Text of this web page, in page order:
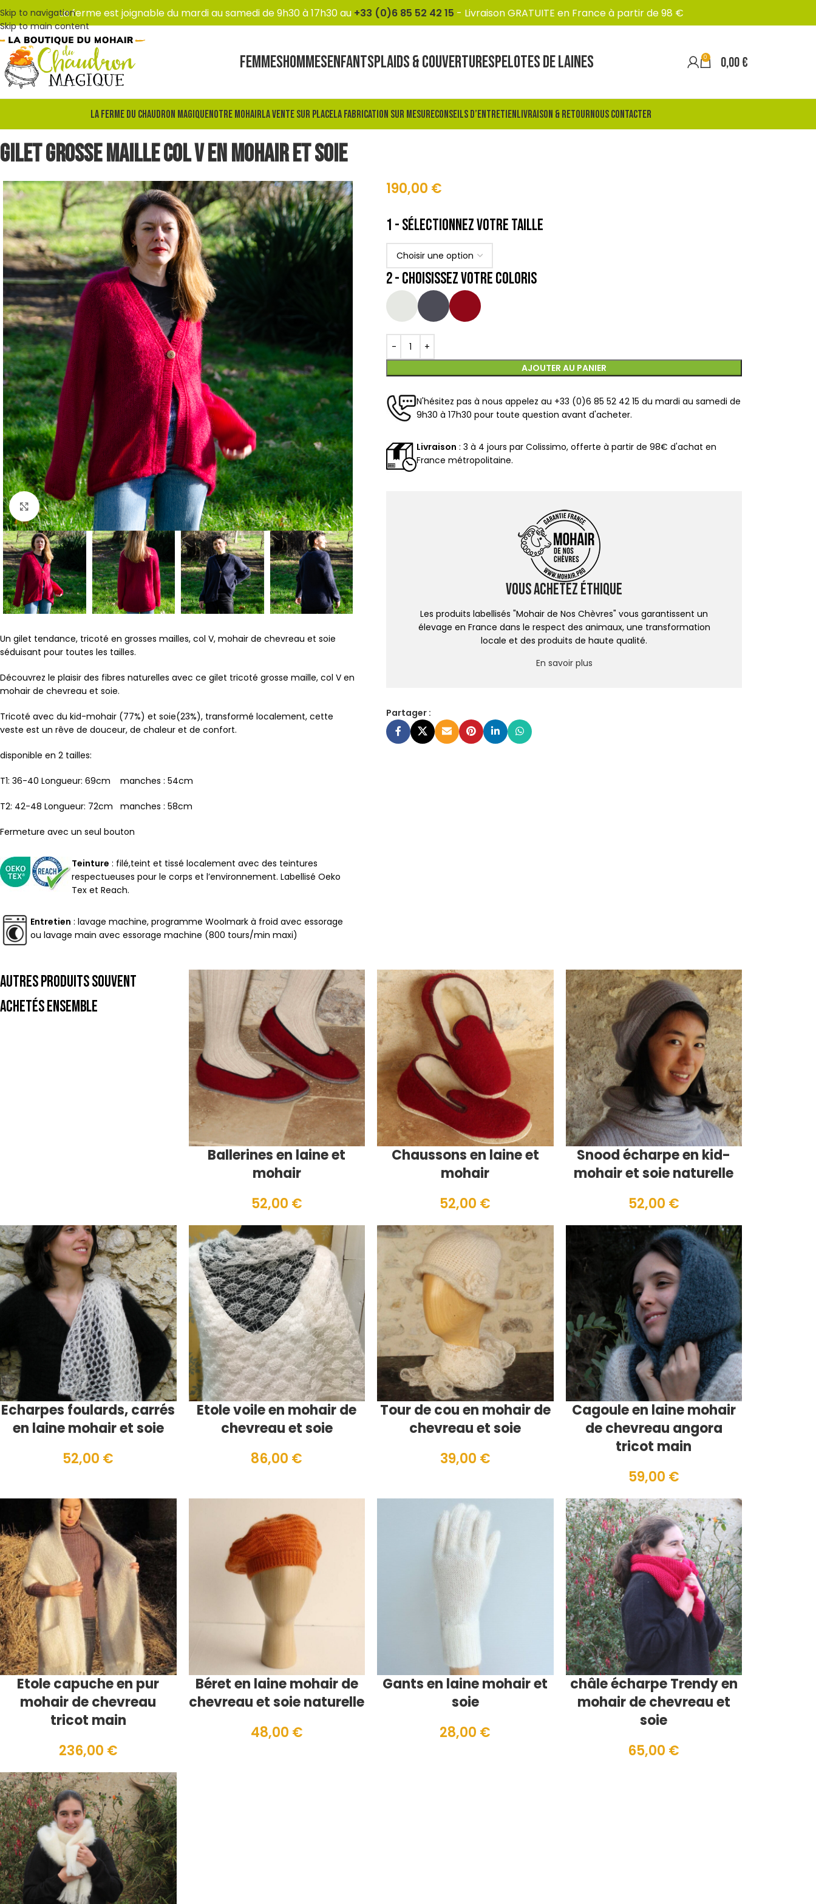
Skip to navigation
Skip to main content
La ferme est joignable du mardi au samedi de 9h30 à 17h30 au +33 (0)6 85 52 42 15 - Livraison GRATUITE en France à partir de 98 €
FEMMESHOMMESENFANTSPLAIDS & COUVERTURESPELOTES DE LAINES 0 0,00€
LA FERME DU CHAUDRON MAGIQUENOTRE MOHAIRLA VENTE SUR PLACELA FABRICATION SUR MESURECONSEILS D’ENTRETIENLIVRAISON & RETOURNOUS CONTACTER
Gilet grosse maille col V en mohair et soie
Click to enlarge
Un gilet tendance, tricoté en grosses mailles, col V, mohair de chevreau et soie
séduisant pour toutes les tailles.
Découvrez le plaisir des fibres naturelles avec ce gilet tricoté grosse maille, col V en
mohair de chevreau et soie.
Tricoté avec du kid-mohair (77%) et soie(23%), transformé localement, cette
veste est un rêve de douceur, de chaleur et de confort.
disponible en 2 tailles:
T1: 36-40 Longueur: 69cm manches : 54cm
T2: 42-48 Longueur: 72cm manches : 58cm
Fermeture avec un seul bouton
Teinture : filé,teint et tissé localement avec des teintures
respectueuses pour le corps et l’environnement. Labellisé Oeko
Tex et Reach.
Entretien : lavage machine, programme Woolmark à froid avec essorage
ou lavage main avec essorage machine (800 tours/min maxi)
190,00 €
AJOUTER AU PANIER
Alternative:
N'hésitez pas à nous appelez au +33 (0)6 85 52 42 15 du mardi au samedi de
9h30 à 17h30 pour toute question avant d'acheter.
Livraison : 3 à 4 jours par Colissimo, offerte à partir de 98€ d'achat en
France métropolitaine.
Vous achetez éthique
Les produits labellisés "Mohair de Nos Chèvres" vous garantissent un
élevage en France dans le respect des animaux, une transformation
locale et des produits de haute qualité.
En savoir plus
Partager :
Ballerines en laine et
mohair
52,00 €
Chaussons en laine et
mohair
52,00 €
Snood écharpe en kid-
mohair et soie naturelle
52,00 €
Echarpes foulards, carrés
en laine mohair et soie
52,00 €
Etole voile en mohair de
chevreau et soie
86,00 €
Tour de cou en mohair de
chevreau et soie
39,00 €
Cagoule en laine mohair
de chevreau angora
tricot main
59,00 €
Etole capuche en pur
mohair de chevreau
tricot main
236,00 €
Béret en laine mohair de
chevreau et soie naturelle
48,00 €
Gants en laine mohair et
soie
28,00 €
châle écharpe Trendy en
mohair de chevreau et
soie
65,00 €